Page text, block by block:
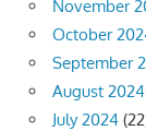
November
October
September
August 2024
July 2024